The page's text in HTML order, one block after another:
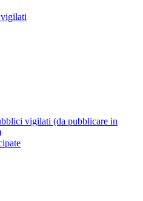
vigilati (da pubblicare in